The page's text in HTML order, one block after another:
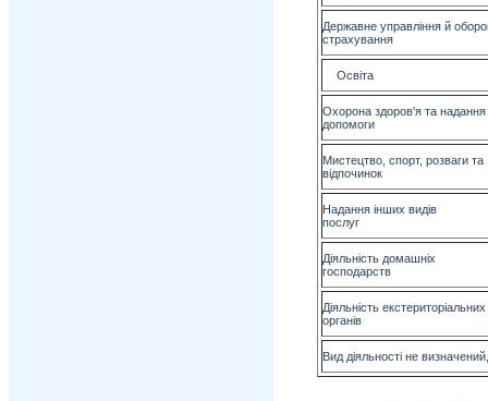
Державне управління й
Охорона здоров'я та надання
Мистецтво, спорт, розваги та
Надання інших видів
Діяльність домашніх
Діяльність екстериторіальних
Вид діяльності не